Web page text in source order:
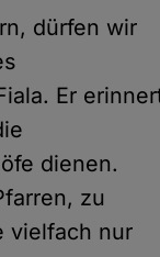
dürfen wir
Er
dienen.
zu
vielfach nur